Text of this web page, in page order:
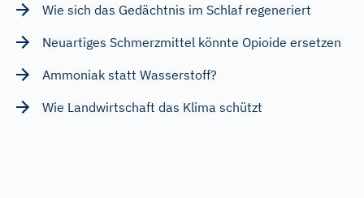
Wie sich das Gedächtnis im Schlaf regeneriert
Neuartiges Schmerzmittel könnte Opioide ersetzen
Ammoniak statt Wasserstoff?
Wie Landwirtschaft das Klima schützt